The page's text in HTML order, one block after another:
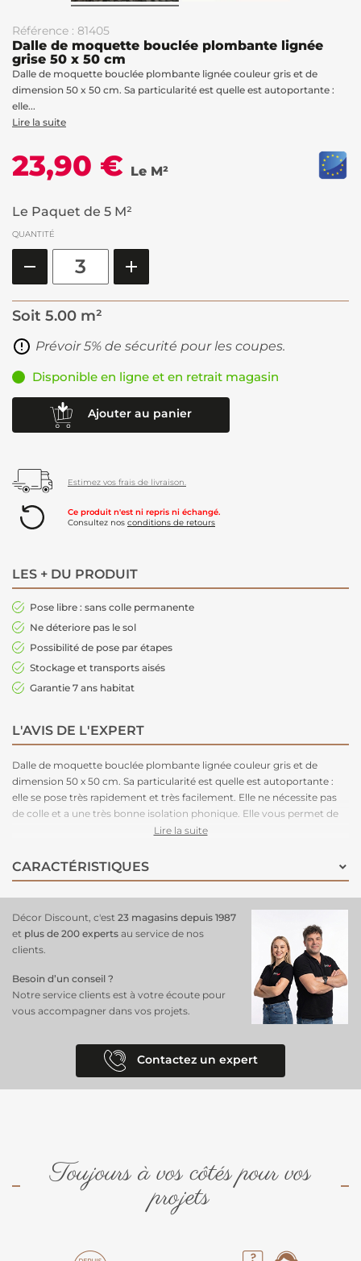
Référence : 81405
Dalle de moquette bouclée plombante lignée
grise 50 x 50 cm
Dalle de moquette bouclée plombante lignée couleur gris et de
dimension 50 x 50 cm. Sa particularité est quelle est autoportante :
elle...
Lire la suite
23,90 € Le M²
Le Paquet de 5 M²
QUANTITÉ
Soit 5.00 m²
Prévoir 5% de sécurité pour les coupes.
Disponible en ligne et en retrait magasin
Ajouter au panier
Estimez vos frais de livraison.
Ce produit n'est ni repris ni échangé.
Consultez nos conditions de retours
LES + DU PRODUIT
Pose libre : sans colle permanente
Ne déteriore pas le sol
Possibilité de pose par étapes
Stockage et transports aisés
Garantie 7 ans habitat
L'AVIS DE L'EXPERT
Dalle de moquette bouclée plombante lignée couleur gris et de
dimension 50 x 50 cm. Sa particularité est quelle est autoportante :
elle se pose très rapidement et très facilement. Elle ne nécessite pas
de colle et a une très bonne isolation phonique. Elle vous permet de
refaire votre pièce un peu de temps. Très épaisse, elle apportera un
Lire la suite
CARACTÉRISTIQUES
Décor Discount, c'est 23 magasins depuis 1987
et plus de 200 experts au service de nos
clients.
Besoin d’un conseil ?
Notre service clients est à votre écoute pour
vous accompagner dans vos projets.
Contactez un expert
Toujours à vos côtés pour vos
projets